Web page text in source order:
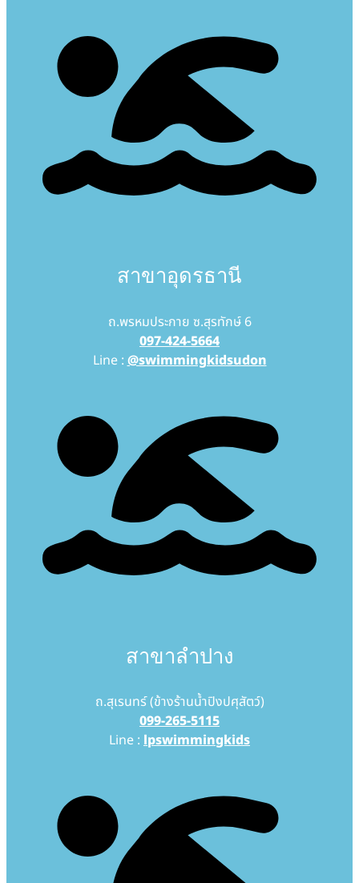
สาขาอุดรธานี
ถ.พรหมประกาย ซ.สุรทักษ์ 6
097-424-5664
Line :@swimmingkidsudon
สาขาลำปาง
ถ.สุเรนทร์ (ข้างร้านน้ำปิงปศุสัตว์)
099-265-5115
Line : lpswimmingkids